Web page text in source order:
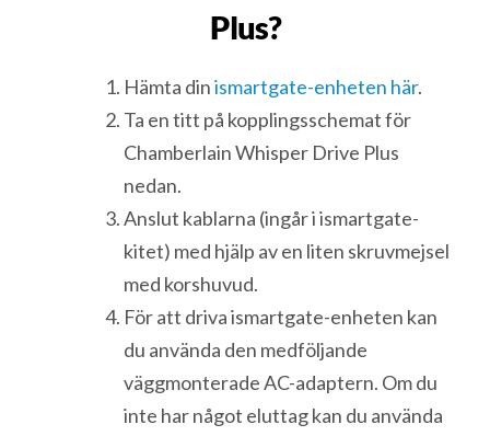
Plus?
Hämta dinismartgate-enheten här.
Ta en titt på kopplingsschemat för
Chamberlain Whisper Drive Plus
nedan.
Anslut kablarna (ingår i ismartgate-
kitet) med hjälp av en liten skruvmejsel
med korshuvud.
För att driva ismartgate-enheten kan
du använda den medföljande
väggmonterade AC-adaptern. Om du
inte har något eluttag kan du använda